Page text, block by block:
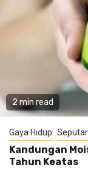
2 min read
Gaya Hidup
Kandungan
Tahun Keatas